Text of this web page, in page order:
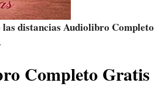
las distancias Audiolibro Completo
Completo Gratis